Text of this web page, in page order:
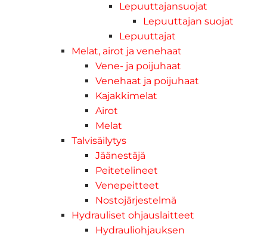
Lepuuttajansuojat
Lepuuttajan suojat
Lepuuttajat
Melat, airot ja venehaat
Vene- ja poijuhaat
Venehaat ja poijuhaat
Kajakkimelat
Airot
Melat
Talvisäilytys
Jäänestäjä
Peitetelineet
Venepeitteet
Nostojärjestelmä
Hydrauliset ohjauslaitteet
Hydrauliohjauksen